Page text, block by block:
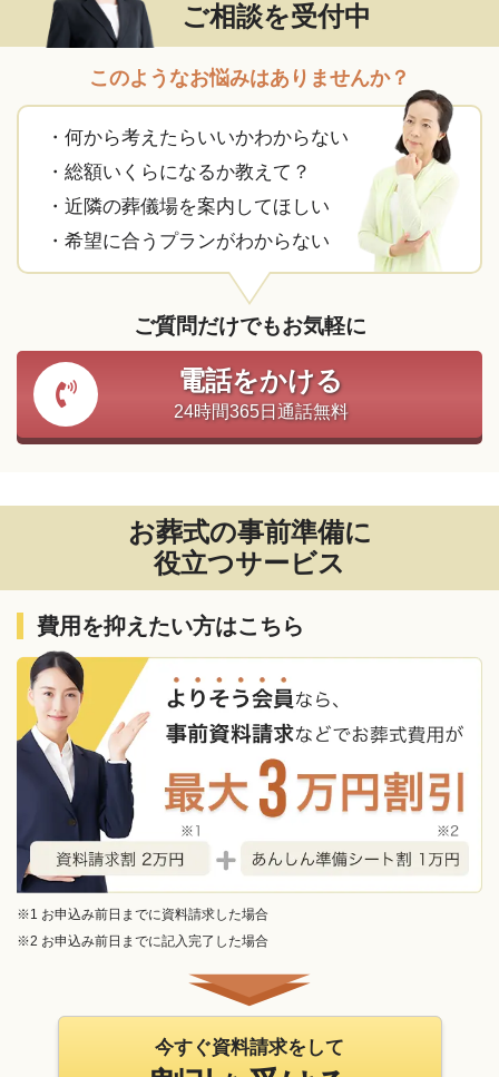
ご相談を受付中
このようなお悩みはありませんか？
・何から考えたらいいかわからない
・総額いくらになるか教えて？
・近隣の葬儀場を案内してほしい
・希望に合うプランがわからない
ご質問だけでもお気軽に
電話をかける
24時間365日通話無料
お葬式の事前準備に
役立つサービス
費用を抑えたい方はこちら
※1 お申込み前日までに資料請求した場合
※2 お申込み前日までに記入完了した場合
今すぐ資料請求をして